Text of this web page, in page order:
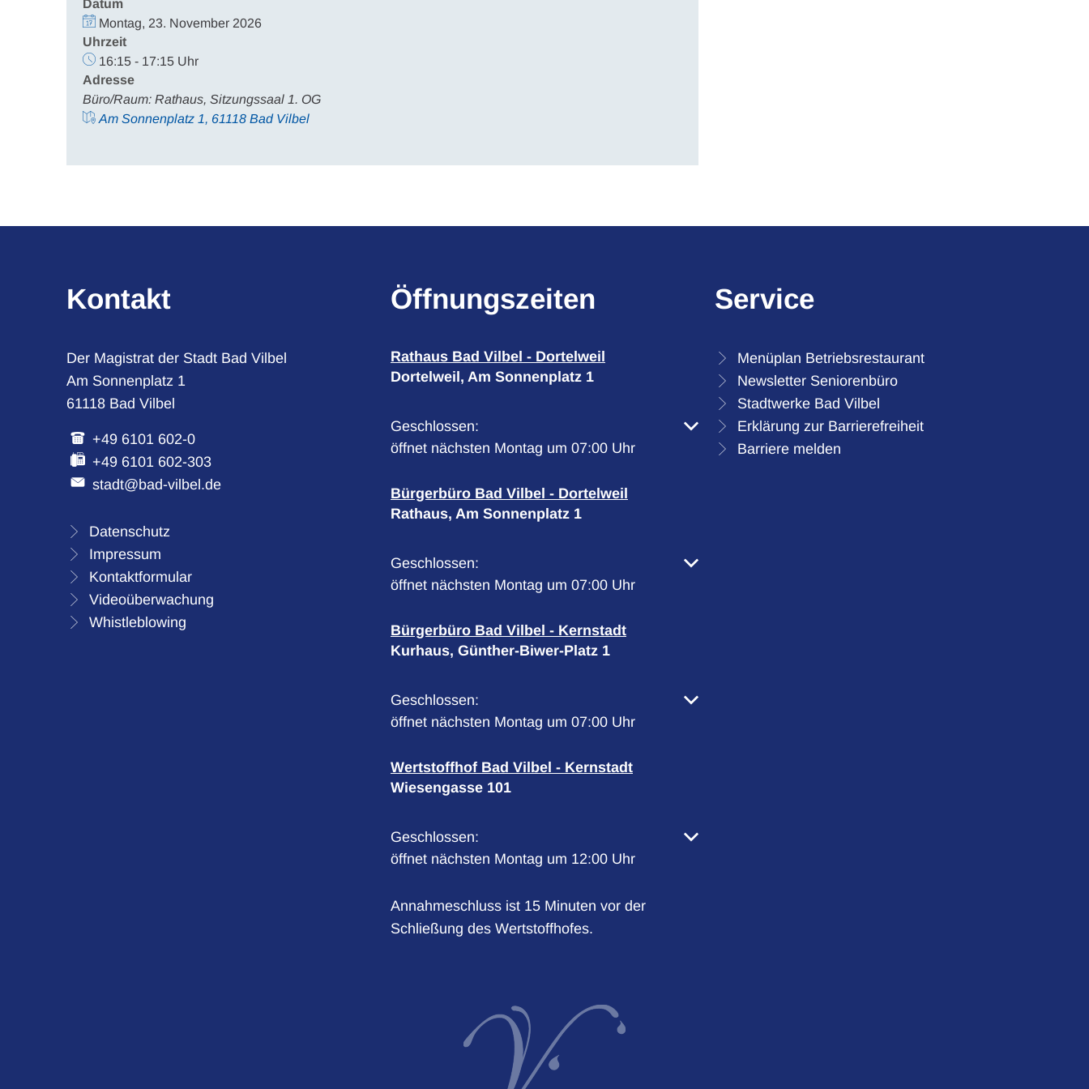
Datum
Montag, 23. November 2026
Uhrzeit
16:15 - 17:15 Uhr
Adresse
Büro/Raum: Rathaus, Sitzungssaal 1. OG
Am Sonnenplatz 1, 61118 Bad Vilbel
Kontakt
Der Magistrat der Stadt Bad Vilbel
Am Sonnenplatz 1
61118 Bad Vilbel
+49 6101 602-0
+49 6101 602-303
stadt@bad-vilbel.de
Datenschutz
Impressum
Kontaktformular
Videoüberwachung
Whistleblowing
Öffnungszeiten
Rathaus Bad Vilbel - Dortelweil
Dortelweil, Am Sonnenplatz 1
Klicken, um weitere Öffnungs- oder Schließzeiten auszublenden
Geschlossen:
öffnet nächsten Montag um 07:00 Uhr
Bürgerbüro Bad Vilbel - Dortelweil
Rathaus, Am Sonnenplatz 1
Klicken, um weitere Öffnungs- oder Schließzeiten auszublenden
Geschlossen:
öffnet nächsten Montag um 07:00 Uhr
Bürgerbüro Bad Vilbel - Kernstadt
Kurhaus, Günther-Biwer-Platz 1
Klicken, um weitere Öffnungs- oder Schließzeiten auszublenden
Geschlossen:
öffnet nächsten Montag um 07:00 Uhr
Wertstoffhof Bad Vilbel - Kernstadt
Wiesengasse 101
Klicken, um weitere Öffnungs- oder Schließzeiten auszublenden
Geschlossen:
öffnet nächsten Montag um 12:00 Uhr
Annahmeschluss ist 15 Minuten vor der
Schließung des Wertstoffhofes.
Service
Menüplan Betriebsrestaurant
Newsletter Seniorenbüro
Stadtwerke Bad Vilbel
Erklärung zur Barrierefreiheit
Barriere melden